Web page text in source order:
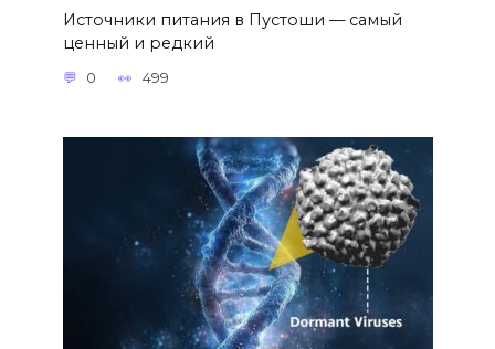
Источники питания в Пустоши — самый
ценный и редкий
0 499